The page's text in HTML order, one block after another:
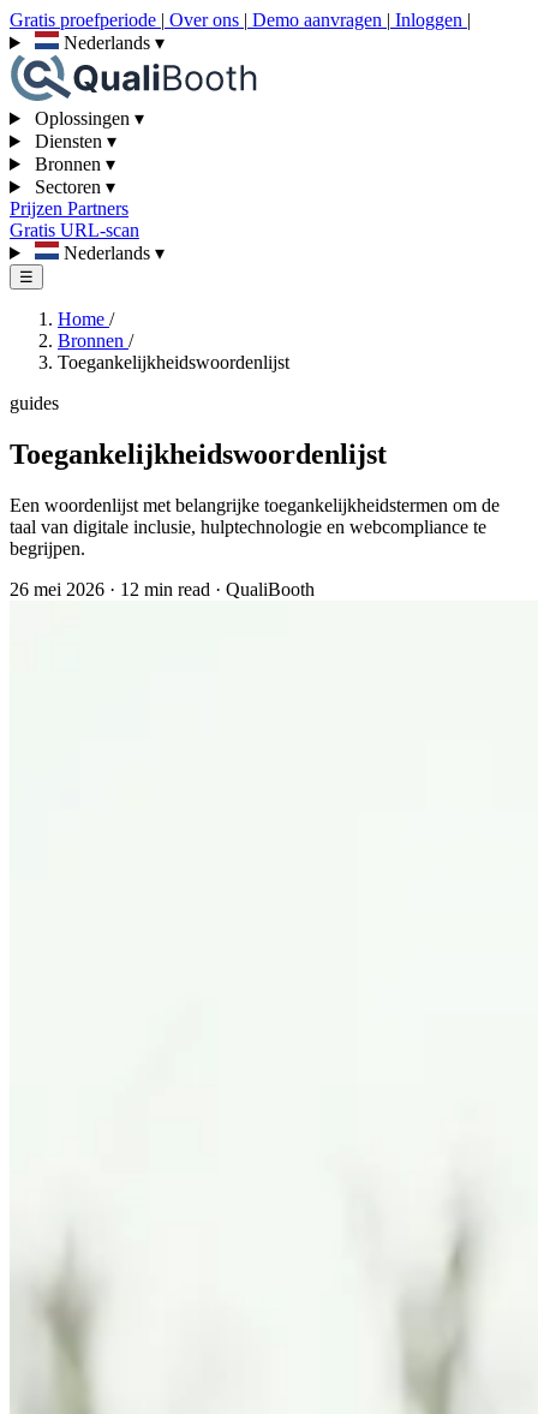
Gratis proefperiode | Over ons | Demo aanvragen | Inloggen |
Nederlands ▾
Oplossingen ▾
Diensten ▾
Bronnen ▾
Sectoren ▾
Prijzen Partners
Gratis URL-scan
Nederlands ▾
☰
Home /
Bronnen /
Toegankelijkheidswoordenlijst
guides
Toegankelijkheidswoordenlijst
Een woordenlijst met belangrijke toegankelijkheidstermen om de
taal van digitale inclusie, hulptechnologie en webcompliance te
begrijpen.
26 mei 2026 · 12 min read · QualiBooth